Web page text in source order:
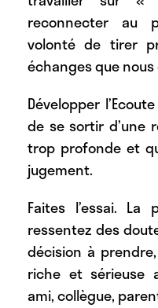
reconnecter au
volonté de tirer
échanges que
Développer
de se sortir d’une
trop profonde et
jugement.
Faites l’essai.
ressentez des
décision à
riche et sérieuse
ami, collègue,